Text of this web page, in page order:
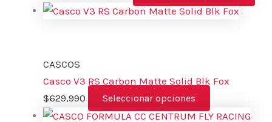
CASCOS
Casco V3 RS Carbon Matte Solid Blk Fox
$629,990 Seleccionar opciones